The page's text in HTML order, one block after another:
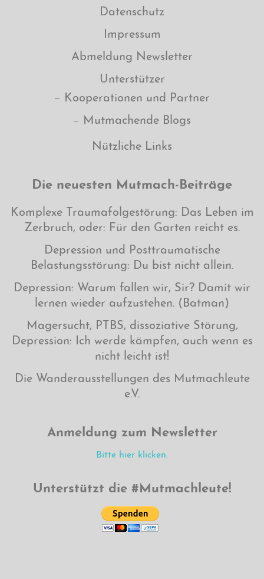
Datenschutz
Impressum
Abmeldung Newsletter
Unterstützer
Kooperationen und Partner
Mutmachende Blogs
Nützliche Links
Die neuesten Mutmach-Beiträge
Komplexe Traumafolgestörung: Das Leben im
Zerbruch, oder: Für den Garten reicht es.
Depression und Posttraumatische
Belastungsstörung: Du bist nicht allein.
Depression: Warum fallen wir, Sir? Damit wir
lernen wieder aufzustehen. (Batman)
Magersucht, PTBS, dissoziative Störung,
Depression: Ich werde kämpfen, auch wenn es
nicht leicht ist!
Die Wanderausstellungen des Mutmachleute
e.V.
Anmeldung zum Newsletter
Bitte hier klicken.
Unterstützt die #Mutmachleute!